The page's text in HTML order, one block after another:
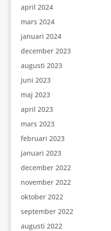
april 2024
mars 2024
januari 2024
december 2023
augusti 2023
juni 2023
maj 2023
april 2023
mars 2023
februari 2023
januari 2023
december 2022
november 2022
oktober 2022
september 2022
augusti 2022